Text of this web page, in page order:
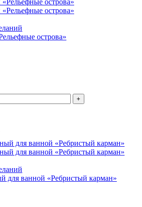
острова»
для ванной «Ребристый карман»